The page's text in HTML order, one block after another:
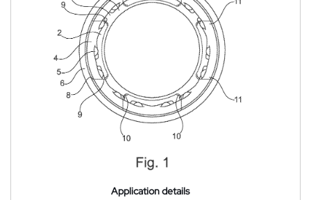
Application details